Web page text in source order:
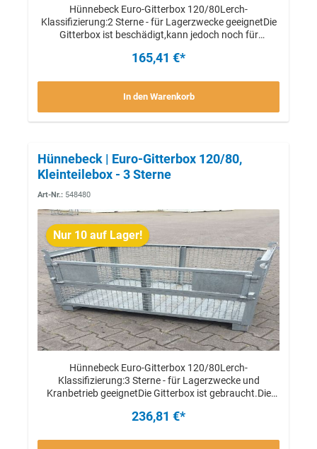
Hünnebeck Euro-Gitterbox 120/80Lerch-
Klassifizierung:2 Sterne - für Lagerzwecke geeignetDie
Gitterbox ist beschädigt,kann jedoch noch für
Kran o.ä. ist nicht mehr möglich.Stückpreis
165,41 €*
In den Warenkorb
Nur 10 auf Lager!
Hünnebeck | Euro-Gitterbox 120/80,
Kleinteilebox - 3 Sterne
Art-Nr.: 548480
Hünnebeck Euro-Gitterbox 120/80Lerch-
Klassifizierung:3 Sterne - für Lagerzwecke und
Kranbetrieb geeignetDie Gitterbox ist gebraucht.Die
mittels Kran o.ä. ist möglichStückpreis
236,81 €*